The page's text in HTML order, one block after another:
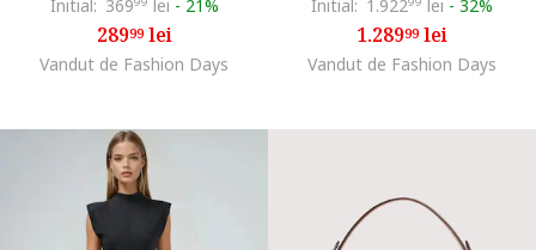
Initial: 369 lei - 21%
28999lei
Vandut de Fashion Days
Initial: 1.922 lei - 32%
1.28999lei
Vandut de Fashion Days